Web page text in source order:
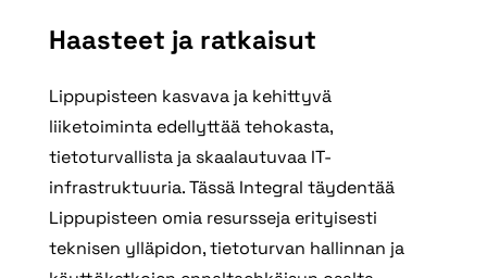
Haasteet ja ratkaisut
Lippupisteen kasvava ja kehittyvä
liiketoiminta edellyttää tehokasta,
tietoturvallista ja skaalautuvaa IT-
infrastruktuuria. Tässä Integral täydentää
Lippupisteen omia resursseja erityisesti
teknisen ylläpidon, tietoturvan hallinnan ja